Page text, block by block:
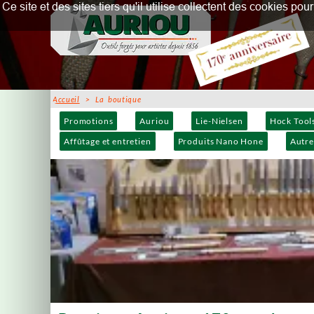
Promotions Auriou Lie-Nielsen Hock
Affûtage et entretien
Produits Nano Hone
Accueil > La boutique
Ce site et des sites tiers qu'il utilise collectent des cookies